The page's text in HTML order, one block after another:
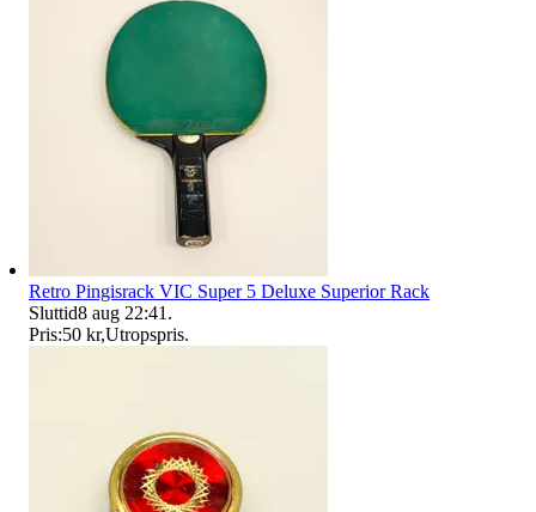
Retro Pingisrack VIC Super 5 Deluxe Superior Rack
Sluttid8 aug 22:41 .
Pris:50 kr,Utropspris.